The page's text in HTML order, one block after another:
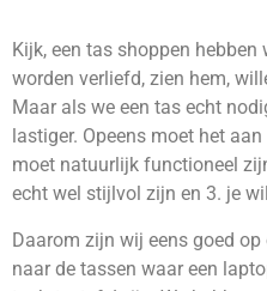
Kijk, een tas shoppen
worden verliefd, zien hem,
Maar als we een tas echt
lastiger. Opeens moet het
moet natuurlijk functioneel
echt wel stijlvol zijn en 3. je
Daarom zijn wij eens goed
naar de tassen waar een